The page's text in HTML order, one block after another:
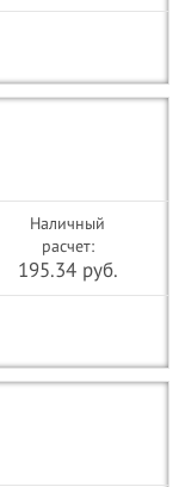
Наличный
расчет:
195.34 руб.